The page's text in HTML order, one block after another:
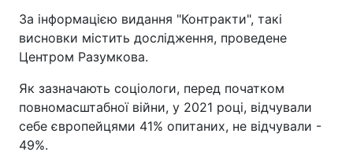
За інформацією видання "Контракти", такі
висновки містить дослідження, проведене
Центром Разумкова.
Як зазначають соціологи, перед початком
повномасштабної війни, у 2021 році, відчували
себе європейцями 41% опитаних, не відчували -
49%.